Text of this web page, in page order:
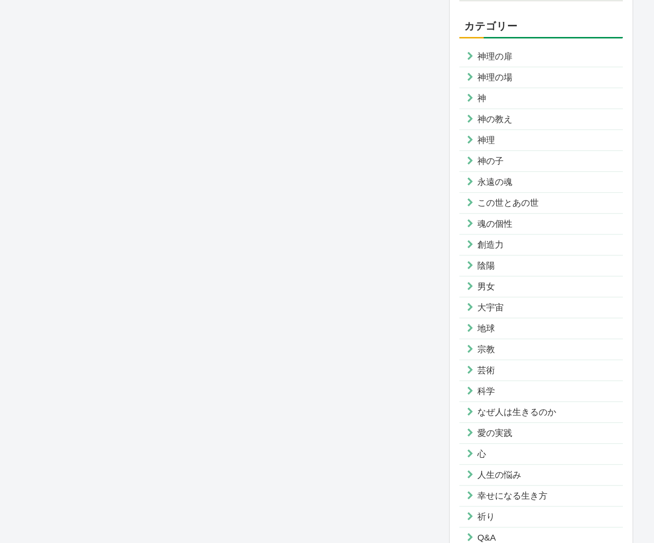
カテゴリー
神理の扉
神理の場
神
神の教え
神理
神の子
永遠の魂
この世とあの世
魂の個性
創造力
陰陽
男女
大宇宙
地球
宗教
芸術
科学
なぜ人は生きるのか
愛の実践
心
人生の悩み
幸せになる生き方
祈り
Q&A